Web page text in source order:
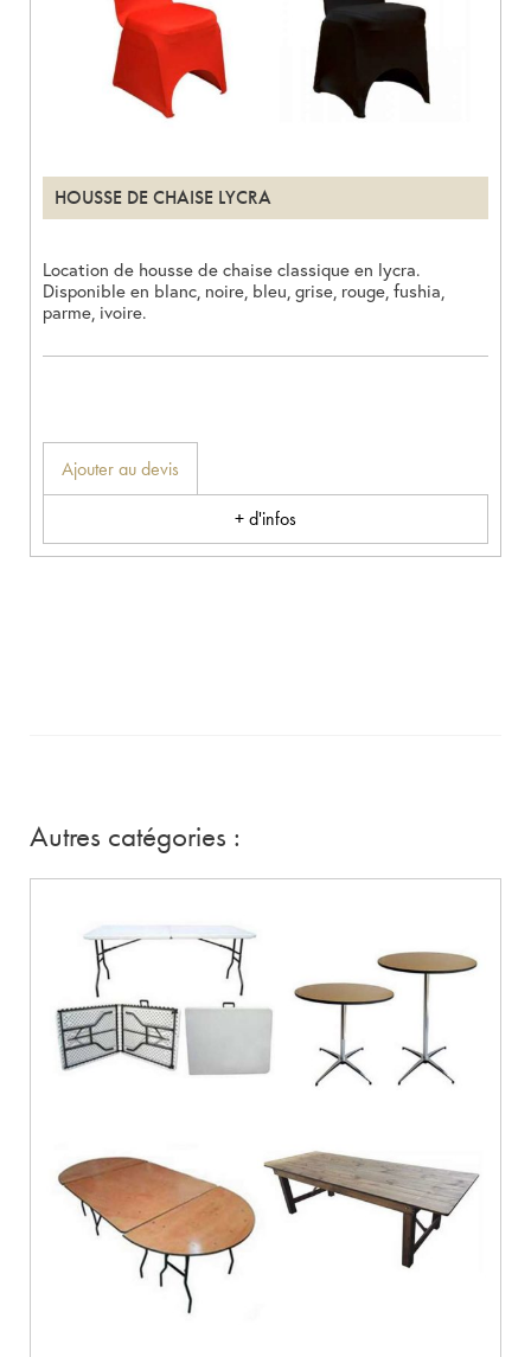
HOUSSE DE CHAISE LYCRA
Location de housse de chaise classique en lycra.
Disponible en blanc, noire, bleu, grise, rouge, fushia,
parme, ivoire.
Ajouter au devis
+ d'infos
Autres catégories :